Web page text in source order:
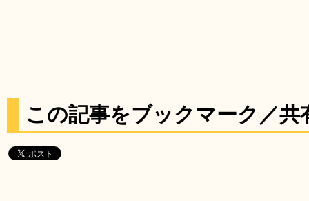
この記事をブックマーク／共